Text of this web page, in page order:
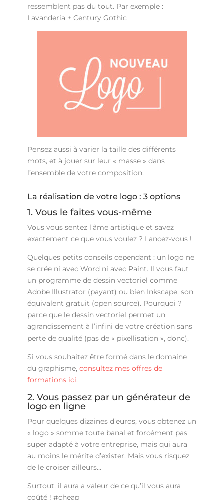
ressemblent pas du tout. Par exemple :
Lavanderia + Century Gothic
Pensez aussi à varier la taille des différents
mots, et à jouer sur leur « masse » dans
l’ensemble de votre composition.
La réalisation de votre logo : 3 options
1. Vous le faites vous-même
Vous vous sentez l’âme artistique et savez
exactement ce que vous voulez ? Lancez-vous !
Quelques petits conseils cependant : un logo ne
se crée ni avec Word ni avec Paint. Il vous faut
un programme de dessin vectoriel comme
Adobe Illustrator (payant) ou bien Inkscape, son
équivalent gratuit (open source). Pourquoi ?
parce que le dessin vectoriel permet un
agrandissement à l’infini de votre création sans
perte de qualité (pas de « pixellisation », donc).
Si vous souhaitez être formé dans le domaine
du graphisme, consultez mes offres de
formations ici.
2. Vous passez par un générateur de
logo en ligne
Pour quelques dizaines d’euros, vous obtenez un
« logo » somme toute banal et forcément pas
super adapté à votre entreprise, mais qui aura
au moins le mérite d’exister. Mais vous risquez
de le croiser ailleurs…
Surtout, il aura a valeur de ce qu’il vous aura
coûté ! #cheap